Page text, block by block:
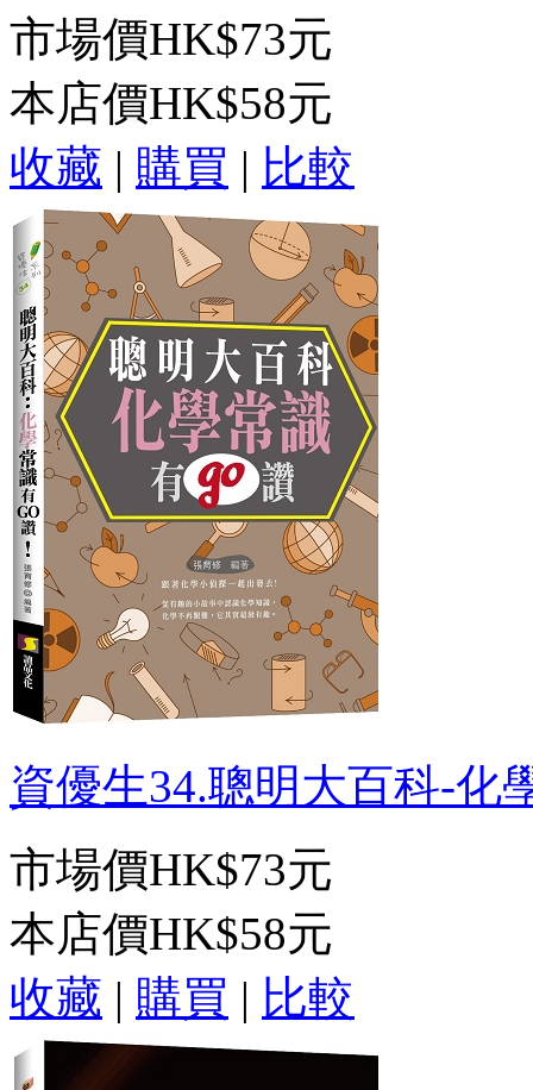
市場價HK$73元
本店價HK$58元
收藏 | 購買 | 比較
資優生34.聰明大百科-化
市場價HK$73元
本店價HK$58元
收藏 | 購買 | 比較